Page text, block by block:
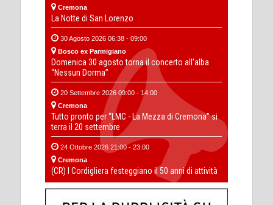
Cremona
La Notte di San Lorenzo
30 Agosto 2026 06:38 - 09:00
Bosco ex Parmigiano
Domenica 30 agosto torna il concerto all’alba
“Nessun Dorma”
20 Settembre 2026 09:00 - 14:00
Cremona
Tutto pronto per “LMC - La Mezza di Cremona” si
terra il 20 settembre
24 Ottobre 2026 21:00 - 23:00
Cremona
(CR) I Cordigliera festeggiano il 50 anni di attività